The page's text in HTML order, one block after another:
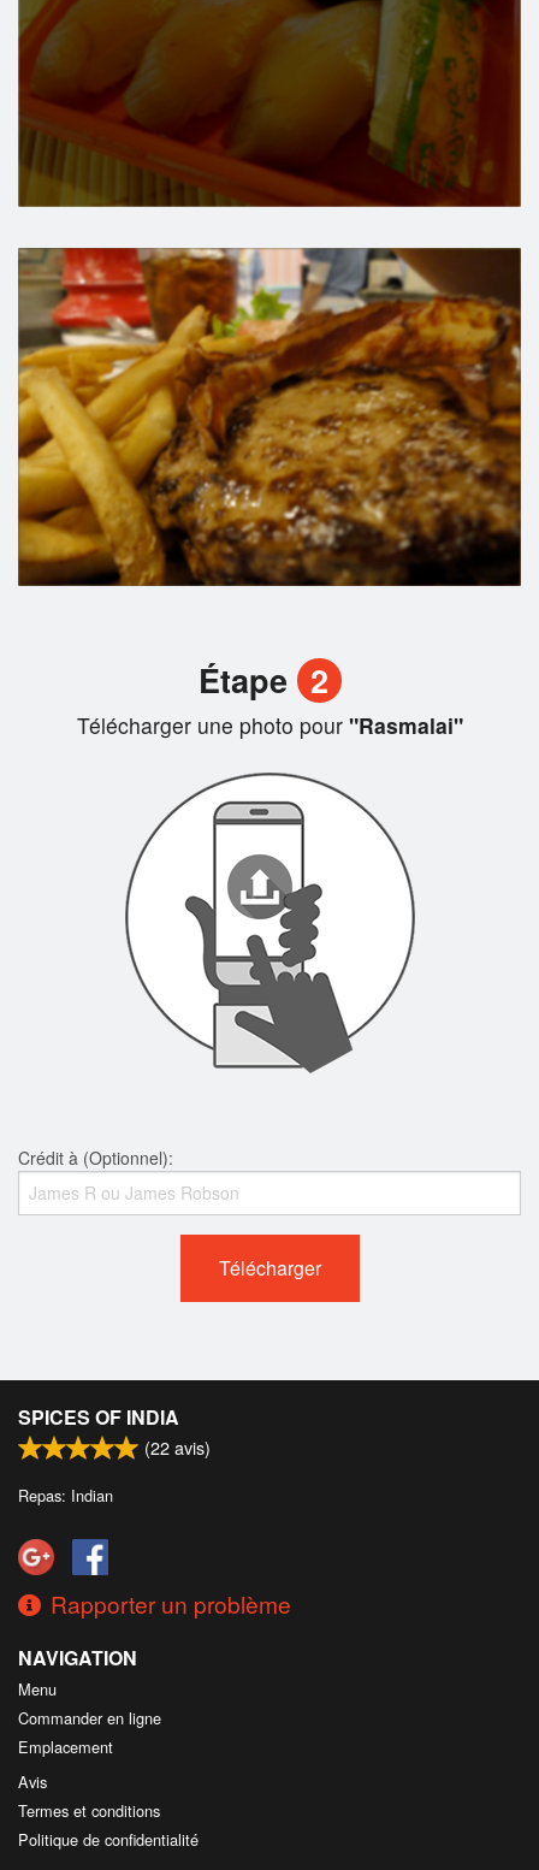
Étape 2
Télécharger une photo pour"Rasmalai"
Crédit à (Optionnel):
Télécharger
SPICES OF INDIA
(22avis)
Repas: Indian
Rapporter un problème
NAVIGATION
Menu
Commander en ligne
Emplacement
Avis
Termes et conditions
Politique de confidentialité